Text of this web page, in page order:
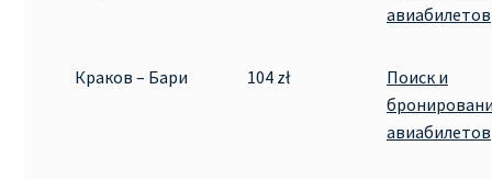
авиабилетов
Краков – Бари 104 zł
Поиск и
авиабилетов